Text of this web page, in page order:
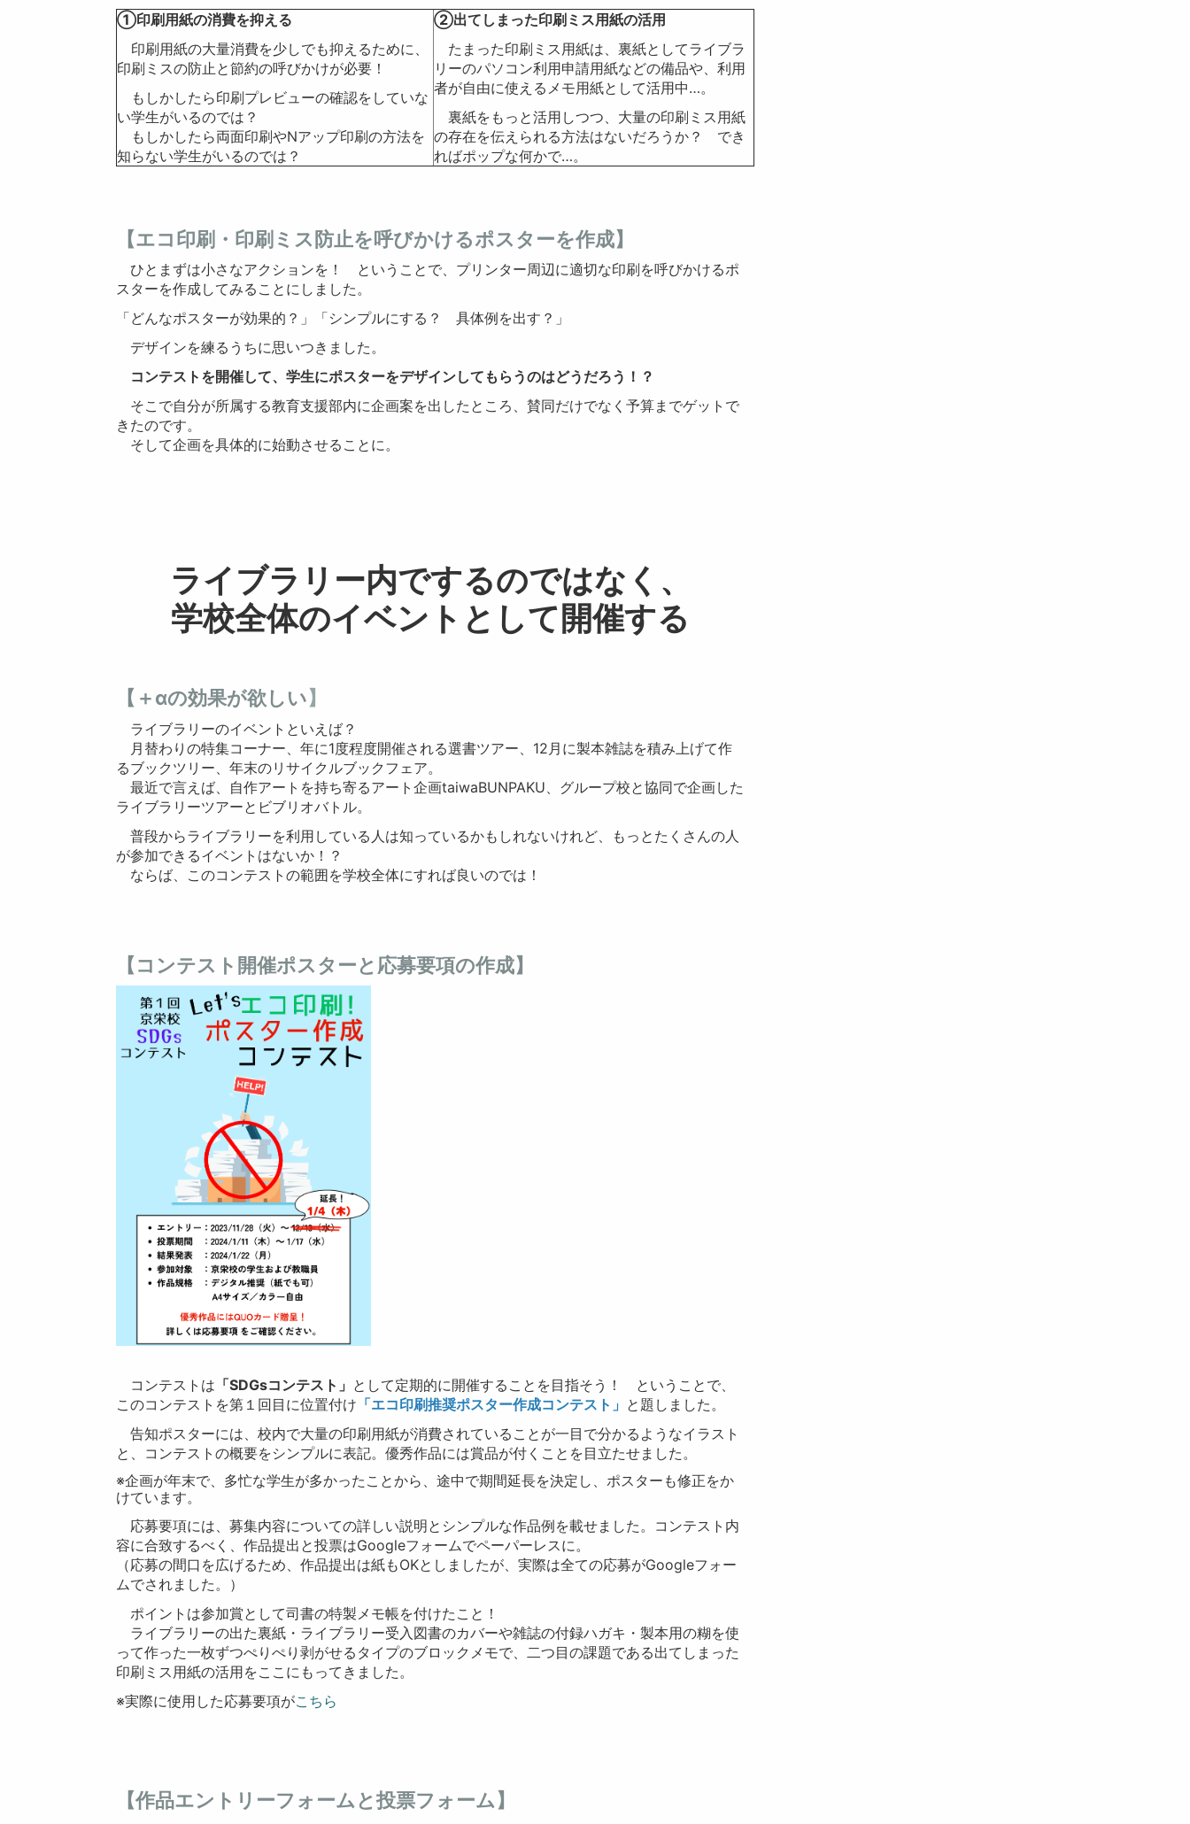
①印刷用紙の消費を抑える
印刷用紙の大量消費を少しでも抑えるために、
印刷ミスの防止と節約の呼びかけが必要！
もしかしたら印刷プレビューの確認をしていな
い学生がいるのでは？
もしかしたら両面印刷やNアップ印刷の方法を
知らない学生がいるのでは？
②出てしまった印刷ミス用紙の活用
たまった印刷ミス用紙は、裏紙としてライブラ
リーのパソコン利用申請用紙などの備品や、利用
者が自由に使えるメモ用紙として活用中…。
裏紙をもっと活用しつつ、大量の印刷ミス用紙
の存在を伝えられる方法はないだろうか？ でき
ればポップな何かで…。
【エコ印刷・印刷ミス防止を呼びかけるポスターを作成】
ひとまずは小さなアクションを！ ということで、プリンター周辺に適切な印刷を呼びかけるポ
スターを作成してみることにしました。
「どんなポスターが効果的？」「シンプルにする？ 具体例を出す？」
デザインを練るうちに思いつきました。
コンテストを開催して、学生にポスターをデザインしてもらうのはどうだろう！？
そこで自分が所属する教育支援部内に企画案を出したところ、賛同だけでなく予算までゲットで
きたのです。
そして企画を具体的に始動させることに。
ライブラリー内でするのではなく、
学校全体のイベントとして開催する
【＋αの効果が欲しい】
ライブラリーのイベントといえば？
月替わりの特集コーナー、年に1度程度開催される選書ツアー、12月に製本雑誌を積み上げて作
るブックツリー、年末のリサイクルブックフェア。
最近で言えば、自作アートを持ち寄るアート企画taiwaBUNPAKU、グループ校と協同で企画した
ライブラリーツアーとビブリオバトル。
普段からライブラリーを利用している人は知っているかもしれないけれど、もっとたくさんの人
が参加できるイベントはないか！？
ならば、このコンテストの範囲を学校全体にすれば良いのでは！
【コンテスト開催ポスターと応募要項の作成】
コンテストは 「SDGsコンテスト」 として定期的に開催することを目指そう！ ということで、
このコンテストを第１回目に位置付け 「エコ印刷推奨ポスター作成コンテスト」 と題しました。
告知ポスターには、校内で大量の印刷用紙が消費されていることが一目で分かるようなイラスト
と、コンテストの概要をシンプルに表記。優秀作品には賞品が付くことを目立たせました。
※企画が年末で、多忙な学生が多かったことから、途中で期間延長を決定し、ポスターも修正をか
けています。
応募要項には、募集内容についての詳しい説明とシンプルな作品例を載せました。コンテスト内
容に合致するべく、作品提出と投票はGoogleフォームでペーパーレスに。
（応募の間口を広げるため、作品提出は紙もOKとしましたが、実際は全ての応募がGoogleフォー
ムでされました。）
ポイントは参加賞として司書の特製メモ帳を付けたこと！
ライブラリーの出た裏紙・ライブラリー受入図書のカバーや雑誌の付録ハガキ・製本用の糊を使
って作った一枚ずつぺりぺり剥がせるタイプのブロックメモで、二つ目の課題である出てしまった
印刷ミス用紙の活用をここにもってきました。
※実際に使用した応募要項がこちら
【作品エントリーフォームと投票フォーム】